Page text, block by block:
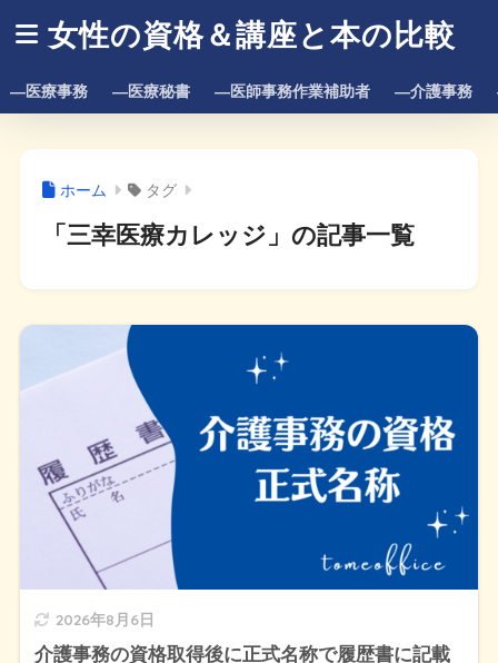
女性の資格＆講座と本の比較
―医療事務 ―医療秘書 ―医師事務作業補助者 ―介護事務
ホーム タグ
「三幸医療カレッジ」の記事一覧
2026年8月6日
介護事務の資格取得後に正式名称で履歴書に記載